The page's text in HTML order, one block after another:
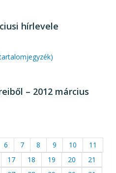
hírlevele
– 2012 március
6 7 8 9 10
11
17 18 19 20
21